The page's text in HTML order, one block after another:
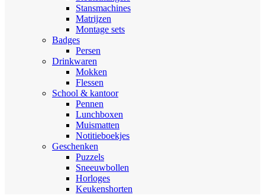
Stansmachines
Matrijzen
Montage sets
Badges
Persen
Drinkwaren
Mokken
Flessen
School & kantoor
Pennen
Lunchboxen
Muismatten
Notitieboekjes
Geschenken
Puzzels
Sneeuwbollen
Horloges
Keukenshorten